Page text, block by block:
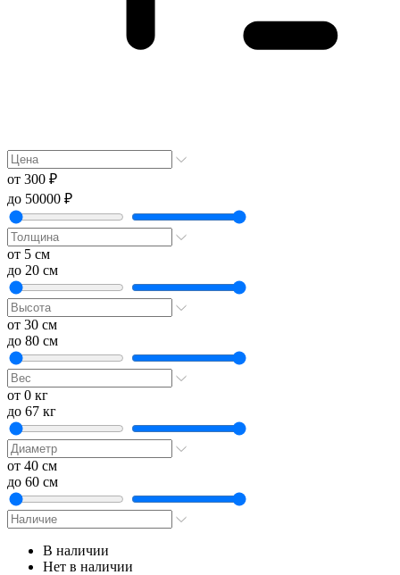
от 300 ₽
до 50000 ₽
от 5 см
до 20 см
от 30 см
до 80 см
от 0 кг
до 67 кг
от 40 см
до 60 см
В наличии
Нет в наличии